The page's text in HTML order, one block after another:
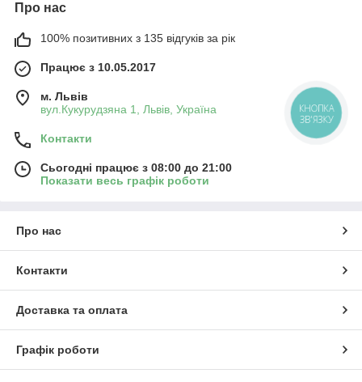
Про нас
100% позитивних з 135 відгуків за рік
Працює з 10.05.2017
м. Львів
вул.Кукурудзяна 1, Львів, Україна
Контакти
Сьогодні працює з 08:00 до 21:00
Показати весь графік роботи
Про нас
Контакти
Доставка та оплата
Графік роботи
КНОПКА
ЗВ'ЯЗКУ